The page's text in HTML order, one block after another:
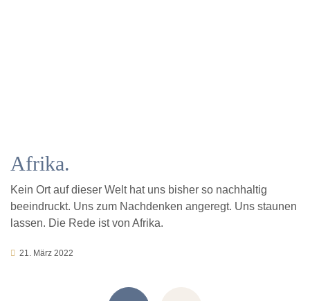
Afrika.
Kein Ort auf dieser Welt hat uns bisher so nachhaltig
beeindruckt. Uns zum Nachdenken angeregt. Uns staunen
lassen. Die Rede ist von Afrika.
21. März 2022